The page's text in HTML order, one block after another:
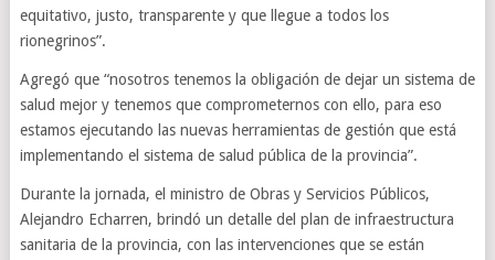
equitativo, justo, transparente y que llegue a todos los
rionegrinos”.
Agregó que “nosotros tenemos la obligación de dejar un sistema de
salud mejor y tenemos que comprometernos con ello, para eso
estamos ejecutando las nuevas herramientas de gestión que está
implementando el sistema de salud pública de la provincia”.
Durante la jornada, el ministro de Obras y Servicios Públicos,
Alejandro Echarren, brindó un detalle del plan de infraestructura
sanitaria de la provincia, con las intervenciones que se están